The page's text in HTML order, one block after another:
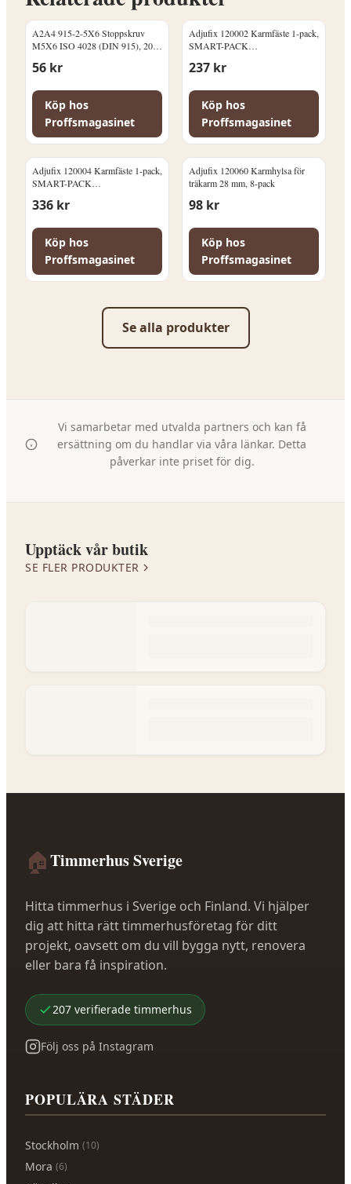
A2A4 915-2-5X6 Stoppskruv
M5X6 ISO 4028 (DIN 915), 200-
56 kr
Köp hos
Proffsmagasinet
Adjufix 120002 Karmfäste 1-pack,
SMART-PACK
237 kr
Köp hos
Proffsmagasinet
Adjufix 120004 Karmfäste 1-pack,
SMART-PACK
336 kr
Köp hos
Proffsmagasinet
Adjufix 120060 Karmhylsa för
träkarm 28 mm, 8-pack
98 kr
Köp hos
Proffsmagasinet
Se alla produkter
Vi samarbetar med utvalda partners och kan få
ersättning om du handlar via våra länkar. Detta
påverkar inte priset för dig.
Upptäck vår butik
SE FLER PRODUKTER
🏠Timmerhus Sverige
Hitta timmerhus i Sverige och Finland. Vi hjälper
dig att hitta rätt timmerhusföretag för ditt
projekt, oavsett om du vill bygga nytt, renovera
eller bara få inspiration.
207 verifierade timmerhus
Följ oss på Instagram
POPULÄRA STÄDER
Stockholm (10)
Mora (6)